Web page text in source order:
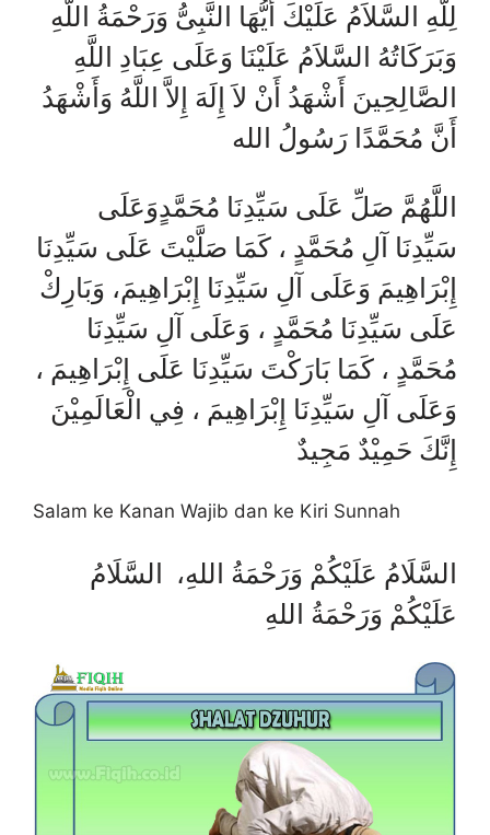
لِلَّهِ السَّلاَمُ عَلَيْكَ أَيُّهَا النَّبِىُّ وَرَحْمَةُ اللَّهِ
وَبَرَكَاتُهُ السَّلاَمُ عَلَيْنَا وَعَلَى عِبَادِ اللَّهِ
الصَّالِحِينَ أَشْهَدُ أَنْ لاَ إِلَهَ إِلاَّ اللَّهُ وَأَشْهَدُ
أَنَّ مُحَمَّدًا رَسُولُ الله
اللَّهُمَّ صَلِّ عَلَى سَيِّدِنَا مُحَمَّدٍوَعَلَى
سَيِّدِنَا آلِ مُحَمَّدٍ ، كَمَا صَلَّيْتَ عَلَى سَيِّدِنَا
إِبْرَاهِيمَ وَعَلَى آلِ سَيِّدِنَا إِبْرَاهِيمَ، وَبَارِكْ
عَلَى سَيِّدِنَا مُحَمَّدٍ ، وَعَلَى آلِ سَيِّدِنَا
مُحَمَّدٍ ، كَمَا بَارَكْتَ سَيِّدِنَا عَلَى إِبْرَاهِيمَ ،
وَعَلَى آلِ سَيِّدِنَا إِبْرَاهِيمَ ، فِي الْعَالَمِيْنَ
إِنَّكَ حَمِيْدٌ مَجِيدٌ
Salam ke Kanan Wajib dan ke Kiri Sunnah
السَّلَامُ عَلَيْكُمْ وَرَحْمَةُ اللهِ، السَّلَامُ
عَلَيْكُمْ وَرَحْمَةُ اللهِ